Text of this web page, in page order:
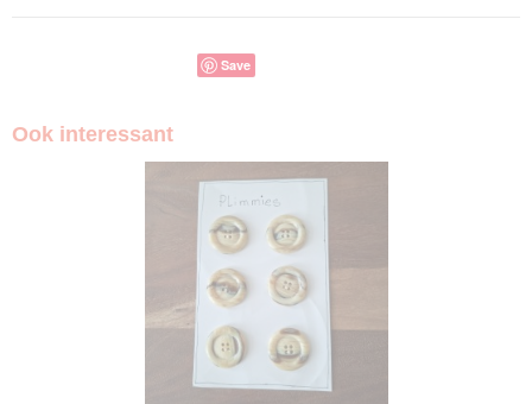
Save
Ook interessant